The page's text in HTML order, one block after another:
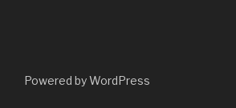
Powered by WordPress